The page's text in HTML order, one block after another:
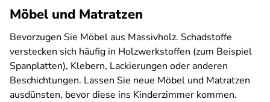
Möbel und Matratzen
Bevorzugen Sie Möbel aus Massivholz. Schadstoffe
verstecken sich häufig in Holzwerkstoffen (zum Beispiel
Spanplatten), Klebern, Lackierungen oder anderen
Beschichtungen. Lassen Sie neue Möbel und Matratzen
ausdünsten, bevor diese ins Kinderzimmer kommen.